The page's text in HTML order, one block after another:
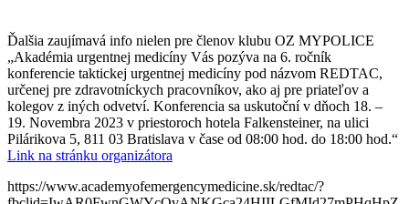
Ďalšia zaujímavá info nielen pre členov klubu OZ MYPOLICE
„Akadémia urgentnej medicíny Vás pozýva na 6. ročník
konferencie taktickej urgentnej medicíny pod názvom REDTAC,
určenej pre zdravotníckych pracovníkov, ako aj pre priateľov a
kolegov z iných odvetví. Konferencia sa uskutoční v dňoch 18. –
19. Novembra 2023 v priestoroch hotela Falkensteiner, na ulici
Pilárikova 5, 811 03 Bratislava v čase od 08:00 hod. do 18:00 hod.“
Link na stránku organizátora
https://www.academyofemergencymedicine.sk/redtac/?